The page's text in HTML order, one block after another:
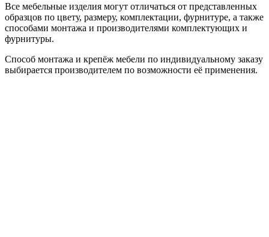
Все мебельные изделия могут отличаться от представленных
образцов по цвету, размеру, комплектации, фурнитуре, а также
способами монтажа и производителями комплектующих и
фурнитуры.
Способ монтажа и крепёж мебели по индивидуальному заказу
выбирается производителем по возможности её применения.